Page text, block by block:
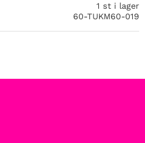
1 st i lager
60-TUKM60-019